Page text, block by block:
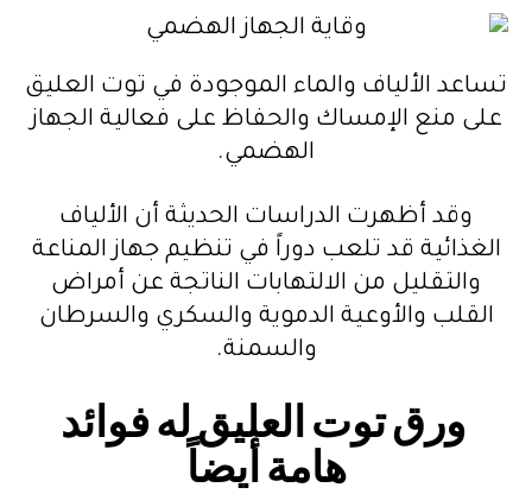
تساعد الألياف والماء الموجودة في توت العليق
على منع الإمساك والحفاظ على فعالية الجهاز
الهضمي.
وقد أظهرت الدراسات الحديثة أن الألياف
الغذائية قد تلعب دوراً في تنظيم جهاز المناعة
والتقليل من الالتهابات الناتجة عن أمراض
القلب والأوعية الدموية والسكري والسرطان
والسمنة.
ورق توت العليق له فوائد
هامة أيضاً